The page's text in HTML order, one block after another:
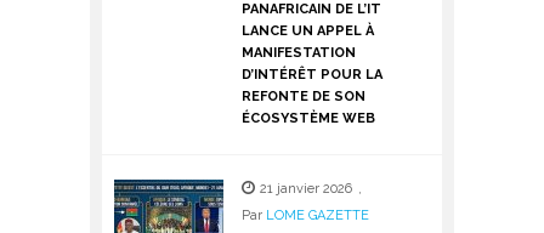
PANAFRICAIN DE L’IT
LANCE UN APPEL À
MANIFESTATION
D’INTÉRÊT POUR LA
REFONTE DE SON
ÉCOSYSTÈME WEB
21 janvier 2026 ,
Par LOME GAZETTE